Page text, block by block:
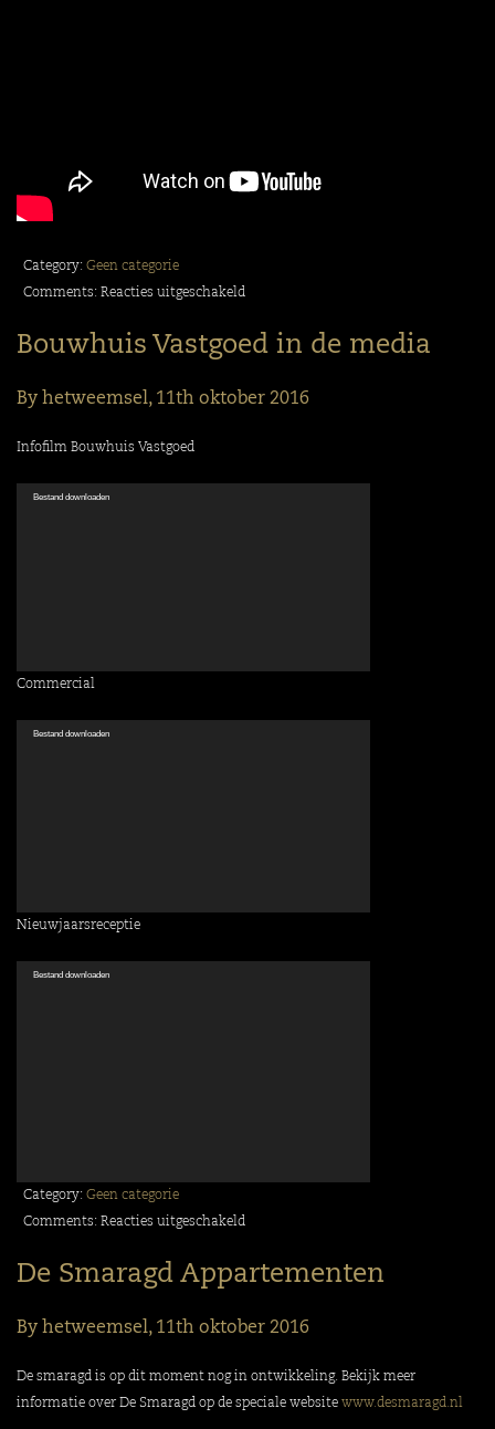
Category: Geen categorie
Comments: Reacties uitgeschakeld
in
media
Bouwhuis Vastgoed in de media
By hetweemsel, 11th oktober 2016
Infofilm Bouwhuis Vastgoed
Videospeler
Bestand downloaden
Commercial
Videospeler
Bestand downloaden
Nieuwjaarsreceptie
Videospeler
Bestand downloaden
Category: Geen categorie
Comments: Reacties uitgeschakeld
Vastgoed
de
De Smaragd Appartementen
By hetweemsel, 11th oktober 2016
De smaragd is op dit moment nog in ontwikkeling. Bekijk meer
informatie over De Smaragd op de speciale website www.desmaragd.nl